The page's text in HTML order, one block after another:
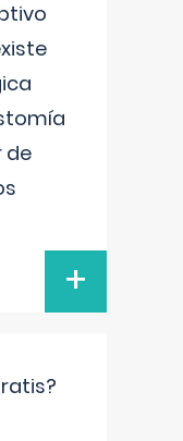
de
+